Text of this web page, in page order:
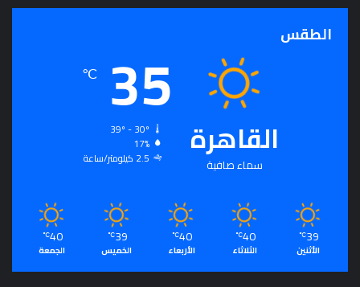
الطقس
القاهرة
سماء صافية
35
℃
17%
2.5 كيلومتر/ساعة
39
℃
الأثنين
40
℃
الثلاثاء
40
℃
الأربعاء
39
℃
الخميس
40
℃
الجمعة